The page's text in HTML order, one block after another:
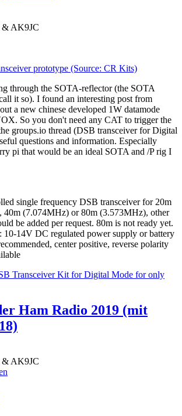
& AK9JC
through the SOTA-reflector (the SOTA
it so). I found an interesting post from
a new chinese developed 1W datamode
So you don't need any CAT to trigger the
groups.io thread (DSB transceiver for Digital
questions and information. Especially
pi that would be an ideal SOTA and /P rig I
single frequency DSB transceiver for 20m
40m (7.074MHz) or 80m (3.573MHz), other
be added per request. 80m is not ready yet.
10-14V DC regulated power supply or battery
center positive, reverse polarity
Transceiver Kit for Digital Mode for only
Ham Radio 2019 (mit
& AK9JC